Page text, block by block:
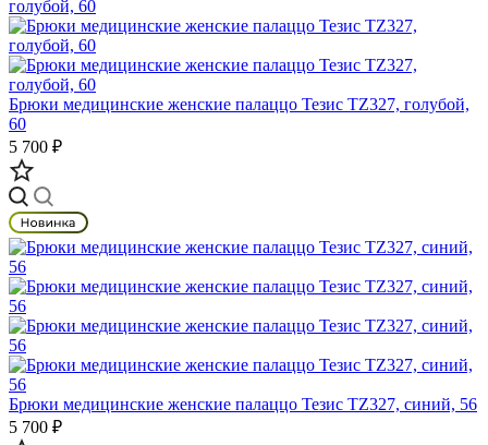
Брюки медицинские женские палаццо Тезис TZ327, голубой,
60
5 700 ₽
Брюки медицинские женские палаццо Тезис TZ327, синий, 56
5 700 ₽